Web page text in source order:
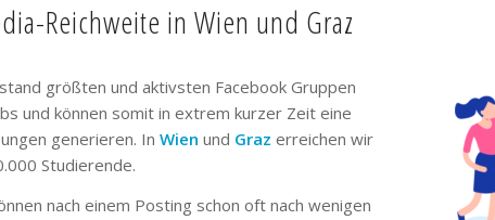
Reichweite in Wien und Graz
größten und aktivsten Facebook Gruppen
und können somit in extrem kurzer Zeit eine
generieren. InWien und Graz erreichen wir
Studierende.
nach einem Posting schon oft nach wenigen